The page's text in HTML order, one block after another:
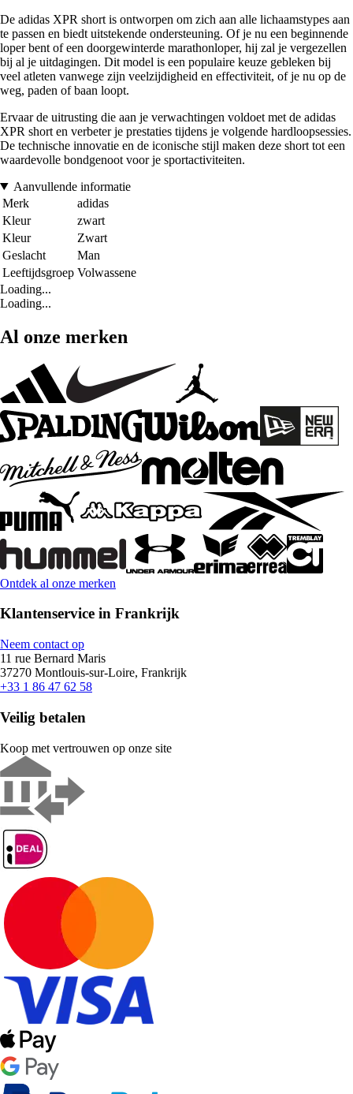
De adidas XPR short is ontworpen om zich aan alle lichaamstypes aan
te passen en biedt uitstekende ondersteuning. Of je nu een beginnende
loper bent of een doorgewinterde marathonloper, hij zal je vergezellen
bij al je uitdagingen. Dit model is een populaire keuze gebleken bij
veel atleten vanwege zijn veelzijdigheid en effectiviteit, of je nu op de
weg, paden of baan loopt.
Ervaar de uitrusting die aan je verwachtingen voldoet met de adidas
XPR short en verbeter je prestaties tijdens je volgende hardloopsessies.
De technische innovatie en de iconische stijl maken deze short tot een
waardevolle bondgenoot voor je sportactiviteiten.
Aanvullende informatie
Merk
adidas
Kleur
zwart
Kleur
Zwart
Geslacht
Man
Leeftijdsgroep Volwassene
Loading...
Loading...
Al onze merken
Ontdek al onze merken
Klantenservice in Frankrijk
Neem contact op
11 rue Bernard Maris
37270 Montlouis-sur-Loire, Frankrijk
+33 1 86 47 62 58
Veilig betalen
Koop met vertrouwen op onze site